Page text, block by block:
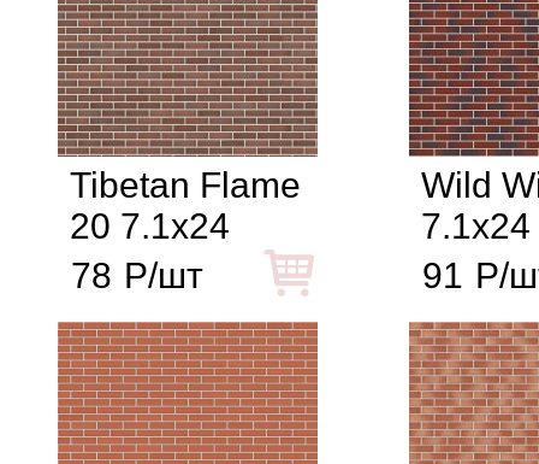
Tibetan Flame
20 7.1x24
78 Р/шт
Wild
7.1x24
91 Р/